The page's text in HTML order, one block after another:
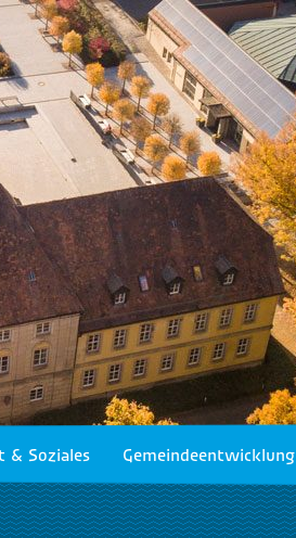
& Soziales Gemeindeentwicklung